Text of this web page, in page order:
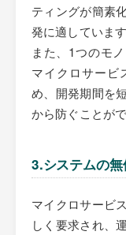
ティングが簡素
発に適しています
また、1つのモ
マイクロサービ
め、開発期間を
から防ぐことがで
3.システムの
マイクロサービ
しく要求され、